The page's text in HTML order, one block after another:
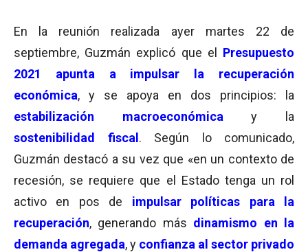
En la reunión realizada ayer martes 22 de
septiembre, Guzmán explicó que el Presupuesto
2021 apunta a impulsar la recuperación
económica, y se apoya en dos principios: la
estabilización macroeconómica y la
sostenibilidad fiscal . Según lo comunicado,
Guzmán destacó a su vez que «en un contexto de
recesión, se requiere que el Estado tenga un rol
activo en pos de impulsar políticas para la
recuperación, generando más dinamismo en la
demanda agregada, y confianza al sector privado